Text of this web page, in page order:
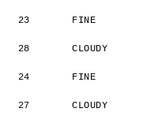
23       FINE
CLOUDY
24       FINE
CLOUDY